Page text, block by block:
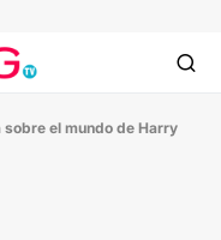
sobre el mundo de Harry